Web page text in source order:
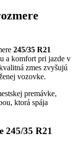
245/35 R21
a komfort pri jazde v
zmes zvyšujú
vozovke.
premávke,
ktorá spája
245/35 R21